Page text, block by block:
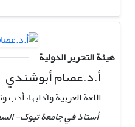
هيئة التحرير الدولية
أ.د.عصام أبوشندي
اللغة العربية وآدابها، أدب
أستاذ في جامعة تبوک-